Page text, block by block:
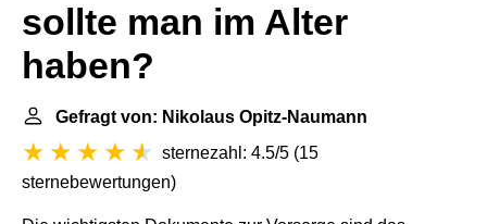
sollte man im Alter
haben?
Gefragt von: Nikolaus Opitz-Naumann
sternezahl: 4.5/5 (15
sternebewertungen)